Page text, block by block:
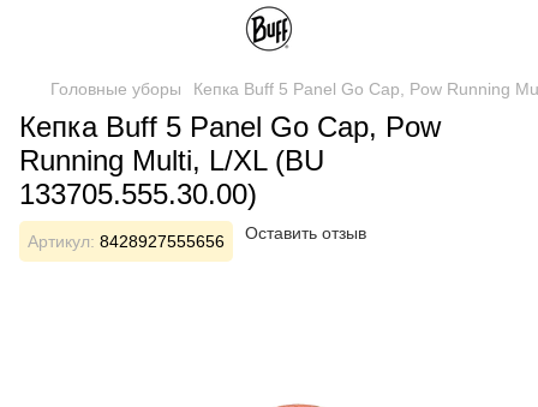
Головные уборы Кепка Buff 5 Panel Go Cap, Pow Running
Кепка Buff 5 Panel Go Cap, Pow
Running Multi, L/XL (BU
133705.555.30.00)
Артикул: 8428927555656 Оставить отзыв